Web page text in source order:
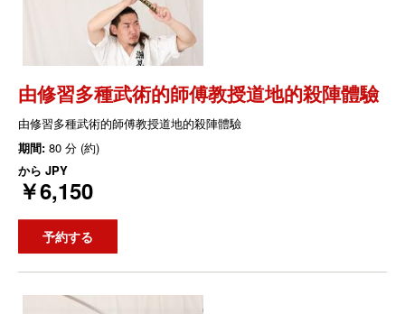
由修習多種武術的師傅教授道地的殺陣體驗
由修習多種武術的師傅教授道地的殺陣體驗
期間: 80 分 (約)
から JPY
￥6,150
予約する